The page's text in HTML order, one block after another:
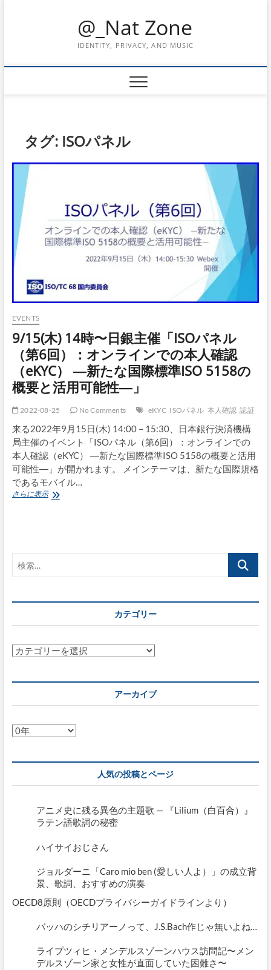
@_Nat Zone
IDENTITY, PRIVACY, AND MUSIC
タグ: ISOパネル
EVENTS
9/15(木) 14時〜日銀主催「ISOパネル
（第6回）：オンラインでの本人確認
（eKYC） ―新たな国際標準ISO 5158の
概要と活用可能性―」
2022-08-25 No Comments eKYC ISOパネル 本人確認 認証
来る2022年9月15日(木) 14:00 – 15:30、日本銀行決済機構
局主催のイベント「ISOパネル（第6回）：オンラインでの
本人確認（eKYC） ―新たな国際標準ISO 5158の概要と活用
可能性―」が開かれます。 メインテーマは、新たな国際規格
であるモバイル…
さらに表示9/15(木)
ル
6
オ
ン
本
新
な
国
標
準
5158
の
概
要
活
可
能
カテゴリー
カ
ー
アーカイブ
ア
ブ
人気の投稿とページ
アニメ史に残る異色の主題歌 — 『Lilium（白百合）』
ラテン語歌詞の秘密
ハイサイおじさん
ジョルダーニ「Caro mio ben (愛しい人よ）」の成立背
景、歌詞、おすすめの演奏
OECD8原則（OECDプライバシーガイドラインより）
バッハのシチリアーノって、J.S.Bach作じゃ無いよね…
ライプツィヒ・メンデルスゾーンハウス訪問記〜メン
デルスゾーン家と女性が直面していた困難さ〜